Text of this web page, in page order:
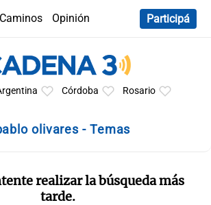
Caminos
Opinión
Participá
Córdoba Rosario
olivares - Temas
realizar la búsqueda más
tarde.